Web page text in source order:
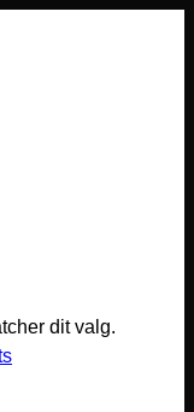
dit valg.